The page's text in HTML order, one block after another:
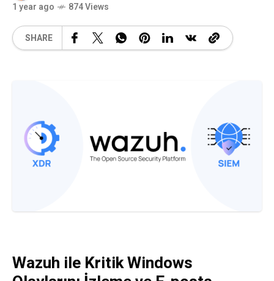
1 year ago
874 Views
SHARE
Wazuh ile Kritik Windows